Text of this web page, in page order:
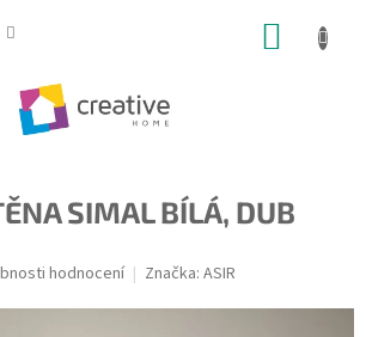
SIMAL BÍLÁ, DUB
hodnocení Značka: ASIR